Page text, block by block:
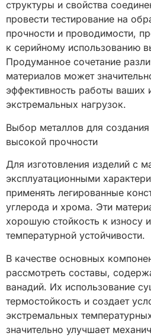
структуры и свойства
провести тестирование на
прочности и проводимости,
к серийному использованию
Продуманное сочетание
материалов может
эффективность работы ваших
экстремальных нагрузок.
Выбор металлов для
высокой прочности
Для изготовления изделий с
эксплуатационными
применять легированные
углерода и хрома. Эти
хорошую стойкость к износу
температурной устойчивости.
В качестве основных
рассмотреть составы,
ванадий. Их использование
термостойкость и создает
экстремальных
значительно улучшает